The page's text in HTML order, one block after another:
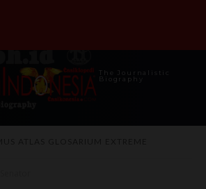
The Journalistic
Biography